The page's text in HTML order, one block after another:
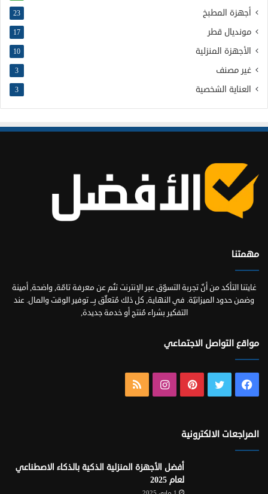
أجهزة المطبخ 23
مونديال قطر 17
الأجهزة المنزلية 10
غير مصنف 3
العناية الشخصية 3
مهمتنا
غايتنا التأكد من أنّ تجربة التسوّق عبر الإنترنت تنُم عن معرفة تامّة, واضحة, أمينة
وضمن حدود الميزانيّة. في النهاية, كل ذلك مُتعلّق بِـــ توفير الوقت والمال. عند
التفكير بشراء مُنتج أو خدمة جديدة,
مواقع التواصل الاجتماعي
فيسبوك تويتر بينتيريستانستقرام
المراجعات الالكترونية
أفضل الأجهزة المنزلية الذكية بالذكاء الاصطناعي
لعام 2025